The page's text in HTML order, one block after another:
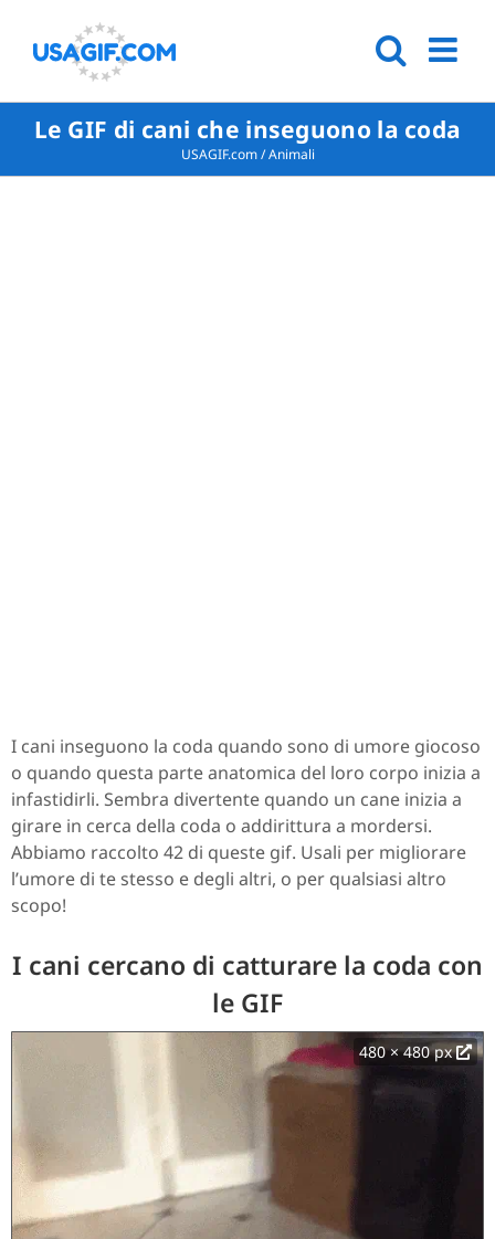
Le GIF di cani che inseguono la coda
USAGIF.com/Animali
I cani inseguono la coda quando sono di umore giocoso
o quando questa parte anatomica del loro corpo inizia a
infastidirli. Sembra divertente quando un cane inizia a
girare in cerca della coda o addirittura a mordersi.
Abbiamo raccolto 42 di queste gif. Usali per migliorare
l’umore di te stesso e degli altri, o per qualsiasi altro
scopo!
I cani cercano di catturare la coda con
le GIF
480 × 480 px